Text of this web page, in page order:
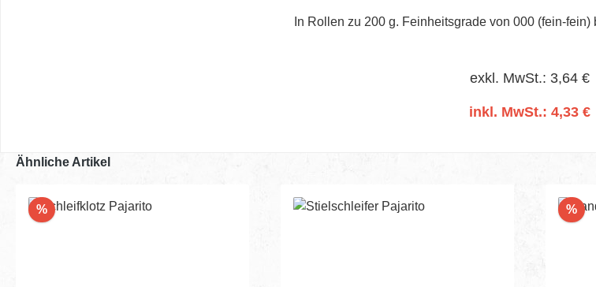
In Rollen zu 200 g. Feinheitsgrade von 000 (fein-
exkl. MwSt.: 3,64 €
inkl. MwSt.: 4,33 €
Ähnliche Artikel
%Rabatt %